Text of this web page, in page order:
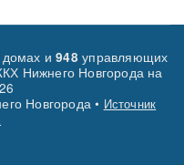
домах и948управляющих
Нижнего Новгорода на
Новгорода • Источник